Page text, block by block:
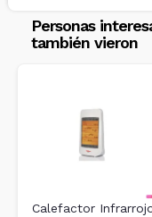
Personas
también vieron
Calefactor